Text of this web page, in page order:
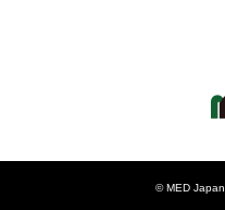
©MED Japan